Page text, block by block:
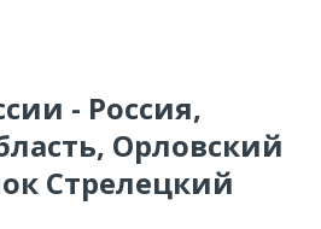
- Россия,
Орловский
Стрелецкий